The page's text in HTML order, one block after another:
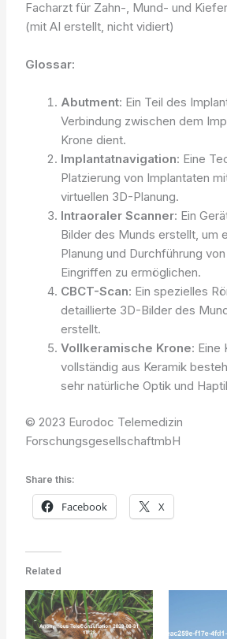
Facharzt für Zahn-, Mund- und
(mit AI erstellt, nicht vidiert)
Glossar:
Abutment: Ein Teil des
Verbindung zwischen dem
Krone dient.
Implantatnavigation: Eine
Platzierung von Implantaten
virtuellen 3D-Planung.
Intraoraler Scanner: Ein
Bilder des Munds erstellt, um
Planung und Durchführung
Eingriffen zu ermöglichen.
CBCT-Scan: Ein spezielles
detaillierte 3D-Bilder des
erstellt.
Vollkeramische Krone: Eine
vollständig aus Keramik
sehr natürliche Optik und
© 2023 Eurodoc Telemedizin
ForschungsgesellschaftmbH
Share this:
Facebook X
Related